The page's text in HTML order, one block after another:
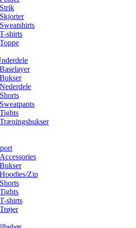
Strik
Skjorter
Sweatshirts
T-shirts
Toppe
Baselayer
Bukser
Nederdele
Shorts
Sweatpants
Tights
Træningsbukser
Accessories
Bukser
Hoodies/Zip
Shorts
Tights
T-shirts
Trøjer